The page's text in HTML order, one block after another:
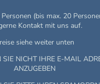
(bis max. 20
Kontakt mit uns auf.
siehe weiter unten
SIE NICHT IHRE E-MAIL
ANZUGEBEN